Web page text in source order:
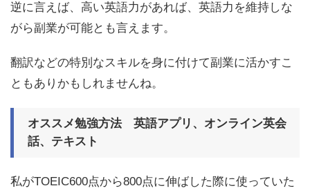
逆に言えば、高い英語力があれば、英語力を維持しな
がら副業が可能とも言えます。
翻訳などの特別なスキルを身に付けて副業に活かすこ
ともありかもしれませんね。
オススメ勉強方法 英語アプリ、オンライン英会
話、テキスト
私がTOEIC600点から800点に伸ばした際に使っていた